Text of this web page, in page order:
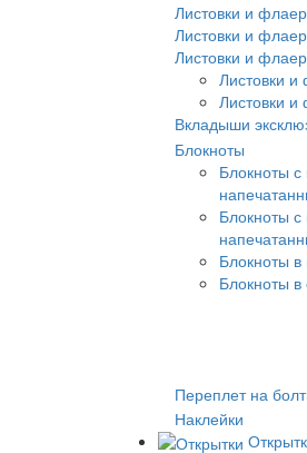
Листовки и
Листовки и
Листовки и
Листовки
Листовки
Вкладыши
Блокноты
Блокноты
Блокноты
Блокноты в
Блокноты
Переплет на
Наклейки